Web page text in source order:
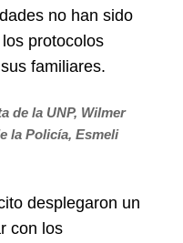
no han sido
protocolos
familiares.
de la UNP, Wilmer
la Policía, Esmeli
desplegaron un
con los